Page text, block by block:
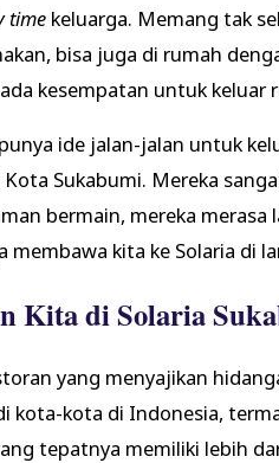
time keluarga. Memang tak
bisa juga di rumah
kesempatan untuk keluar
ide jalan-jalan untuk
Sukabumi. Mereka
bermain, mereka merasa
membawa kita ke Solaria di
Kita di Solaria
yang menyajikan
kota-kota di Indonesia,
tepatnya memiliki lebih